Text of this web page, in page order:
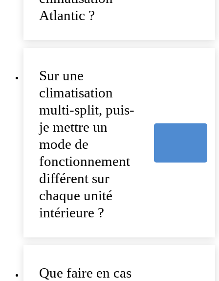
Atlantic ?
Sur une
climatisation
multi-split, puis-
je mettre un
mode de
fonctionnement
différent sur
chaque unité
intérieure ?
Que faire en cas